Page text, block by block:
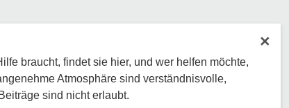
×
braucht, findet sie hier, und wer helfen möchte,
Atmosphäre sind verständnisvolle,
sind nicht erlaubt.